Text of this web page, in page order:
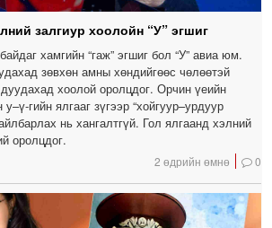
залгиур хоолойн “У” эгшиг
хамгийн “гаж” эгшиг бол “У” авиа юм.
зөвхөн амны хөндийгөөс чөлөөтэй
хоолой оролцдог. Орчин үеийн
гийн ялгааг зүгээр “хойгуур–урдуур
нь хангалтгүй. Гол ялгаанд хэлний
оролцдог.
2 өдрийн өмнө 0